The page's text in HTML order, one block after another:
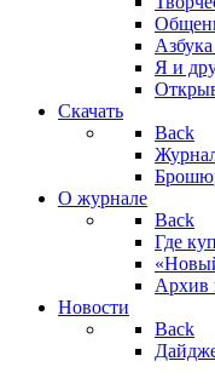
Я и
Скачать
Back
О журнале
Back
Где
Архив
Новости
Back